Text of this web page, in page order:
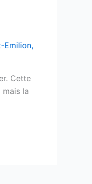
Emilion,
Cette
la